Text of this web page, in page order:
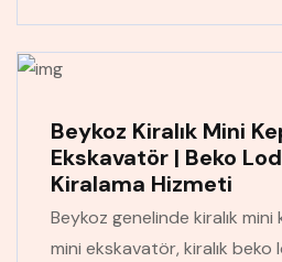
Beykoz Kiralık Mini
Ekskavatör | Beko
Kiralama Hizmeti
Beykoz genelinde kiralık mini
mini ekskavatör, kiralık beko